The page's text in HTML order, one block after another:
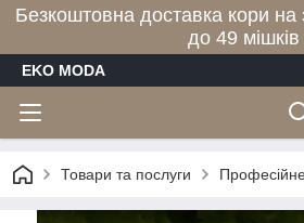
Безкоштовна доставка кори
до 49 мішків
EKO MODA
Товари та послуги